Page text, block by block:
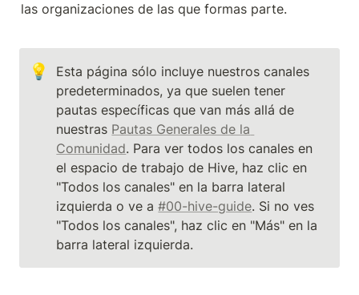
las organizaciones de las que formas parte.
💡
Esta página sólo incluye nuestros canales
predeterminados, ya que suelen tener
pautas específicas que van más allá de
nuestras Pautas Generales de la
Comunidad. Para ver todos los canales en
el espacio de trabajo de Hive, haz clic en
"Todos los canales" en la barra lateral
izquierda o ve a #00-hive-guide. Si no ves
"Todos los canales", haz clic en "Más" en la
barra lateral izquierda.